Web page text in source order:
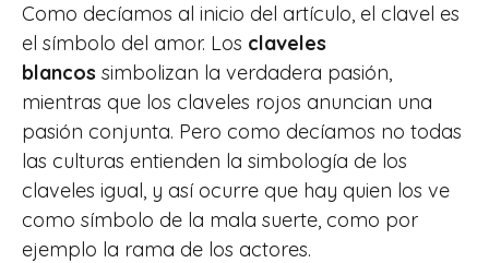
Como decíamos al inicio del artículo, el clavel es
el símbolo del amor. Los claveles
blancos simbolizan la verdadera pasión,
mientras que los claveles rojos anuncian una
pasión conjunta. Pero como decíamos no todas
las culturas entienden la simbología de los
claveles igual, y así ocurre que hay quien los ve
como símbolo de la mala suerte, como por
ejemplo la rama de los actores.